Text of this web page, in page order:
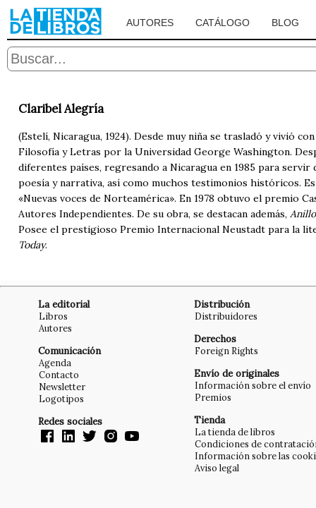
AUTORES CATÁLOGO BLOG
Claribel Alegría
(Estelí, Nicaragua, 1924). Desde muy niña se trasladó y vivió
Filosofía y Letras por la Universidad George Washington.
diferentes países, regresando a Nicaragua en 1985 para
poesía y narrativa, así como muchos testimonios históricos.
«Nuevas voces de Norteamérica». En 1978 obtuvo el premio
Autores Independientes. De su obra, se destacan además,
Posee el prestigioso Premio Internacional Neustadt para la
Today.
La editorial
Libros
Autores
Comunicación
Agenda
Contacto
Newsletter
Logotipos
Redes sociales
Distribución
Distribuidores
Derechos
Foreign Rights
Envío de originales
Información sobre el envío
Premios
Tienda
La tienda de libros
Condiciones de
Información sobre las
Aviso legal